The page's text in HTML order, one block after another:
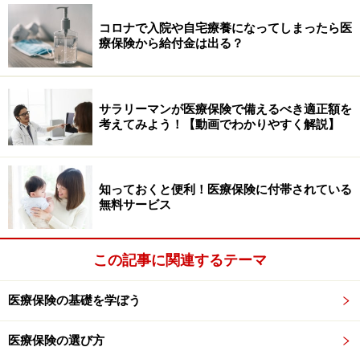
です。また、マル子では保護者の所得のよる制限もあり
ます。
都としては平成21年10月に制度改正した後は、目立った
変更はありません。都内の23区や26市等では都の助成内
容に独自で上乗せ助成している場合があるので、助成内
容は統一されていません。それぞれの助成内容は区市町
村で確認する必要があります。
次のページでは、東京23区の助成内容
しょう！
本記事の内容は一般的な情報提供を目的としており、特定の金融
投資や資産運用に関する最終的なご判断はご自身の責任において
行ってください。
コロナで入院や自宅療養になってしまったら医
療保険から給付金は出る？
サラリーマンが医療保険で備えるべき適正額を
考えてみよう！【動画でわかりやすく解説】
知っておくと便利！医療保険に付帯されている
無料サービス
この記事に関連するテーマ
医療保険の基礎を学ぼう
医療保険の選び方